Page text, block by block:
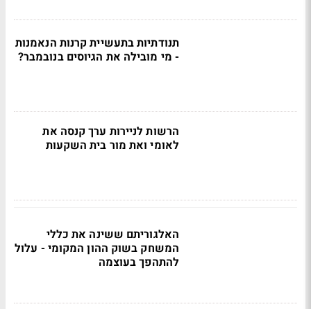
תנודתיות בתעשיית קרנות הנאמנות
- מי מובילה את הגיוסים בנובמבר?
הרשות לניירות ערך קנסה את
לאומי ואת מור בית השקעות
האלגוריתם ששינה את כללי
המשחק בשוק ההון המקומי - עלול
להתהפך בעוצמה